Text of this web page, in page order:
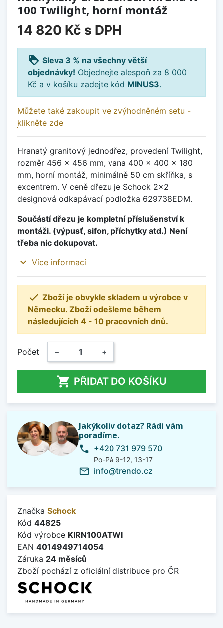
100 Twilight, horní montáž
14 820 Kč s DPH
loyalty Sleva 3 % na všechny větší
objednávky! Objednejte alespoň za 8 000
Kč a v košíku zadejte kód MINUS3.
Můžete také zakoupit ve zvýhodněném setu -
klikněte zde
Hranatý granitový jednodřez, provedení Twilight,
rozměr 456 x 456 mm, vana 400 x 400 x 180
mm, horní montáž, minimálně 50 cm skříňka, s
excentrem. V ceně dřezu je Schock 2x2
designová odkapávací podložka 629738EDM.
Součástí dřezu je kompletní příslušenství k
montáži. (výpusť, sifon, příchytky atd.) Není
třeba nic dokupovat.
expand_more Více informací
 Zboží je obvykle skladem u výrobce v
Německu. Zboží odešleme během
následujících 4 - 10 pracovních dnů.
Počet − +
 PŘIDAT DO KOŠÍKU
Jakýkoliv dotaz? Rádi vám
poradíme.
phone +420 731 979 570
Po-Pá 9-12, 13-17
mail_outline info@trendo.cz
Značka Schock
Kód 44825
Kód výrobce KIRN100ATWI
EAN 4014949714054
Záruka 24 měsíců
Zboží pochází z oficiální distribuce pro ČR